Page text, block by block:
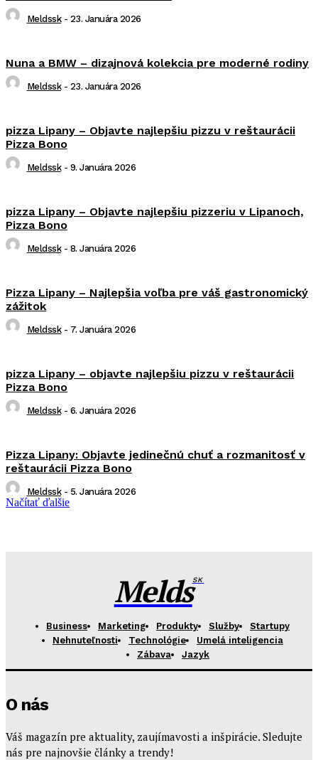
Meldssk - 23. Januára 2026
Nuna a BMW – dizajnová kolekcia pre moderné rodiny
Meldssk - 23. Januára 2026
pizza Lipany – Objavte najlepšiu pizzu v reštaurácii
Pizza Bono
Meldssk - 9. Januára 2026
pizza Lipany – Objavte najlepšiu pizzeriu v Lipanoch,
Pizza Bono
Meldssk - 8. Januára 2026
Pizza Lipany – Najlepšia voľba pre váš gastronomický
zážitok
Meldssk - 7. Januára 2026
pizza Lipany – objavte najlepšiu pizzu v reštaurácii
Pizza Bono
Meldssk - 6. Januára 2026
Pizza Lipany: Objavte jedinečnú chuť a rozmanitosť v
reštaurácii Pizza Bono
Meldssk - 5. Januára 2026
Načítať ďalšie
MeldsSK
Business Marketing Produkty Služby
Startupy
Nehnuteľnosti
Technológie
Umelá inteligencia
Zábava
Jazyk
O nás
Váš magazín pre aktuality, zaujímavosti a inšpirácie. Sledujte
nás pre najnovšie články a trendy!